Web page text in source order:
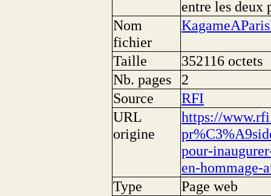
entre les deux
Nom
fichier
Taille
352116 octets
Nb. pages
2
Source
RFI
URL
origine
https://
pour-
en-hommage-
Type
Page web